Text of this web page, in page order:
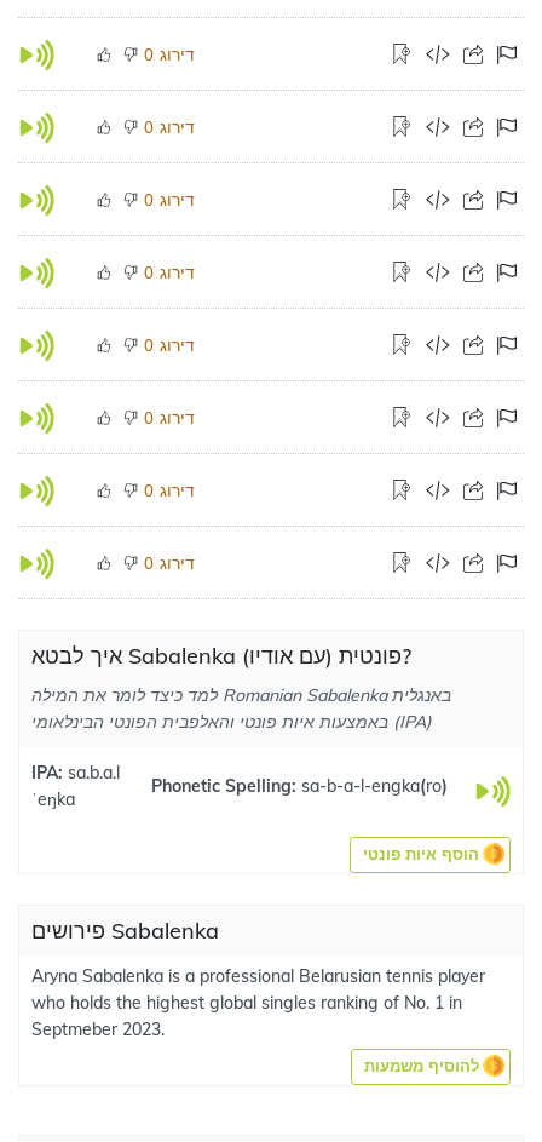
0 דירוג
0 דירוג
0 דירוג
0 דירוג
0 דירוג
0 דירוג
0 דירוג
0 דירוג
איך לבטא Sabalenka פונטית (עם אודיו)?
למד כיצד לומר את המילה Romanian Sabalenka באנגלית
באמצעות איות פונטי והאלפבית הפונטי הבינלאומי (IPA)
IPA: sa.b.a.l
ˈeŋka
Phonetic Spelling: sa-b-a-l-engka(ro)
הוסף איות פונטי
פירושים Sabalenka
Aryna Sabalenka is a professional Belarusian tennis player
who holds the highest global singles ranking of No. 1 in
Septmeber 2023.
להוסיף משמעות